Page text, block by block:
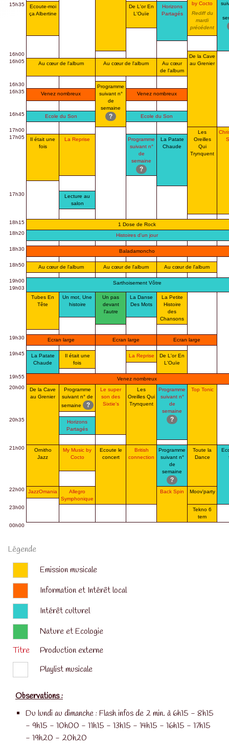
by Cocto
Rediff du
mardi
précédent
15h35
Ecoute-moi
ça Albertine
De L'or En
L'Ouïe
Horizons
Partagés
16h00
De la Cave
au Grenier
16h05 Au cœur de l'album Au cœur de l'album
Au cœur
de l'album
16h30
Programme
suivant n°
de
semaine
?
16h35 Venez nombreux Venez nombreux
16h45 Ecole du Son Ecole du Son
17h00
Les
Oreilles
Qui
Trynquent
17h05
Il était une
fois
La Reprise
Programme
suivant n°
de
semaine
?
La Patate
Chaude
17h30
Lecture au
salon
18h15
1 Dose de Rock
18h20
Histoires d'un jour
18h30 Baladamoncho
18h50 Au cœur de l'album Au cœur de l'album Au cœur de l'album
19h00
Sarthoisement Vôtre
19h03
Tubes En
Tête
Un mot, Une
histoire
Un pas
devant
l'autre
La Danse
Des Mots
La Petite
Histoire
des
Chansons
19h30 Ecran large Ecran large Ecran large
19h45
La Patate
Chaude
Il était une
fois
La Reprise
De L'or En
L'Ouïe
19h55
Venez nombreux
20h00
De la Cave
au Grenier
Programme
suivant n° de
semaine
?
Le super
son des
Sixtie's
Les
Oreilles Qui
Trynquent
Programme
suivant n°
de
semaine
?
Top Tonic
20h35
Horizons
Partagés
21h00
Ornitho
Jazz
My Music by
Cocto
Ecoute le
concert
British
connection
Programme
suivant n°
de
semaine
?
Toute la
Dance
22h00 JazzOmania
Allegro
Symphonique
Back Spin Moov'party
23h00
Tekno 6
tem
00h00
Légende
Emission musicale
Information et Intérêt local
Intérêt culturel
Nature et Ecologie
Titre
Production externe
Playlist musicale
Observations :
Du lundi au dimanche : Flash infos de 2 min. à 6h15 - 8h15
- 9h15 - 10h00 - 11h15 - 13h15 - 14h15 - 16h15 - 17h15
- 19h20 - 20h20